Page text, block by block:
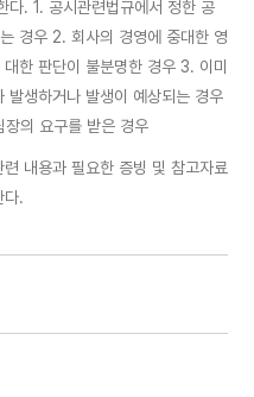
다. 1. 공시관련법규에서 정한 공
경우 2. 회사의 경영에 중대한 영
한 판단이 불분명한 경우 3. 이미
발생하거나 발생이 예상되는 경우
의 요구를 받은 경우
내용과 필요한 증빙 및 참고자료
다.